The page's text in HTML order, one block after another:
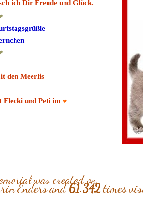
ich Dir Freude und Glück.
den Meerlis
Flecki und Peti im ❤
was created on
Enders and61.342times